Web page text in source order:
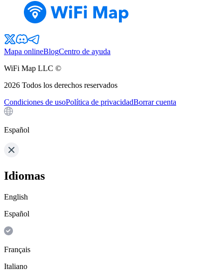
Mapa onlineBlogCentro de ayuda
WiFi Map LLC ©
2026 Todos los derechos reservados
Condiciones de usoPolítica de privacidadBorrar cuenta
Español
Idiomas
English
Español
Français
Italiano